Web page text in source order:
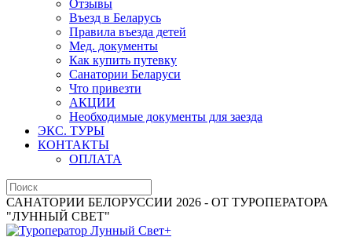
Отзывы
Въезд в Беларусь
Правила въезда детей
Мед. документы
Как купить путевку
Санатории Беларуси
Что привезти
АКЦИИ
Необходимые документы для заезда
ЭКС. ТУРЫ
КОНТАКТЫ
ОПЛАТА
САНАТОРИИ БЕЛОРУССИИ 2026 - ОТ ТУРОПЕРАТОРА
"ЛУННЫЙ СВЕТ"